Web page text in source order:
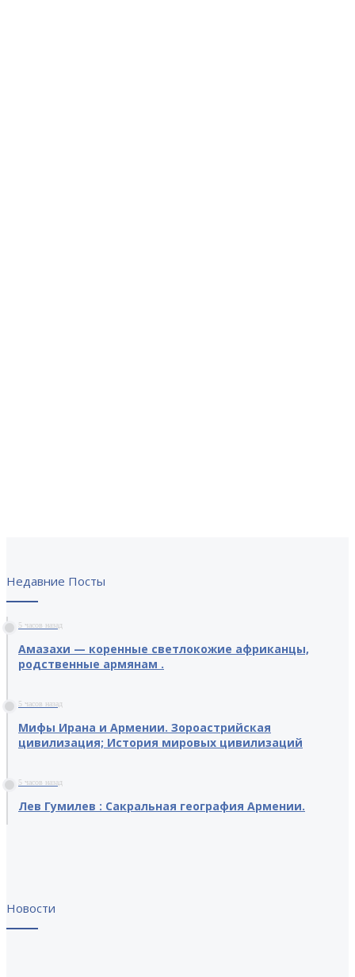
Недавние Посты
5 часов назад
Амазахи — коренные светлокожие африканцы,
родственные армянам .
5 часов назад
Мифы Ирана и Армении. Зороастрийская
цивилизация; История мировых цивилизаций
5 часов назад
Лев Гумилев : Сакральная география Армении.
Новости